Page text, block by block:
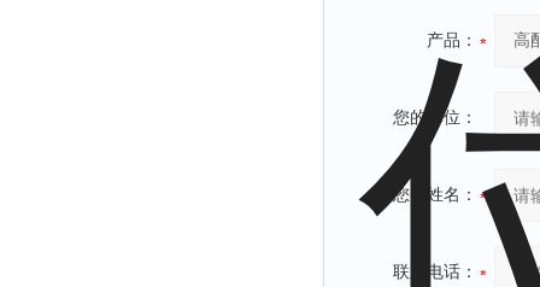
产品：
您的单位：
您的姓名：
联系电话：